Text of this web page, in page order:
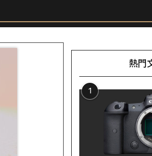
熱門
1